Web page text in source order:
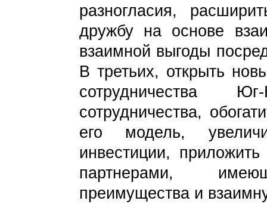
разногласия,
дружбу на основе
взаимной выгоды
В третьих, открыть
сотрудничества
сотрудничества,
его модель,
инвестиции,
партнерами,
преимущества и